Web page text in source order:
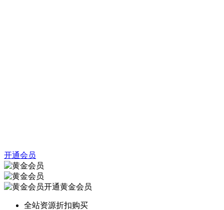
开通会员
开通黄金会员
全站资源折扣购买